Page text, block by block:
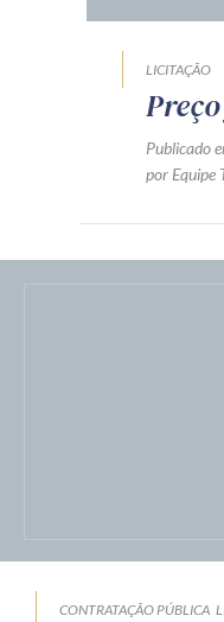
LICITAÇÃO
Publicado
por Equipe
CONTRATAÇÃO PÚBLICA